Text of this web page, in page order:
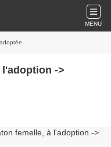
MENU
l'adoption ->